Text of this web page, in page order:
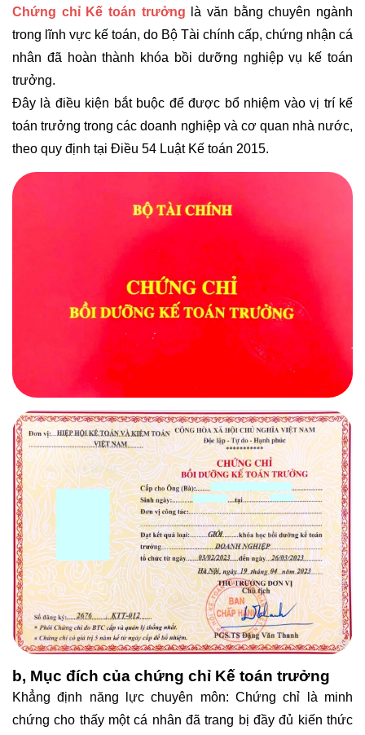
Chứng chỉ Kế toán trưởng là văn bằng chuyên ngành
trong lĩnh vực kế toán, do Bộ Tài chính cấp, chứng nhận cá
nhân đã hoàn thành khóa bồi dưỡng nghiệp vụ kế toán
trưởng.
Đây là điều kiện bắt buộc để được bổ nhiệm vào vị trí kế
toán trưởng trong các doanh nghiệp và cơ quan nhà nước,
theo quy định tại Điều 54 Luật Kế toán 2015.
b, Mục đích của chứng chỉ Kế toán trưởng
Khẳng định năng lực chuyên môn: Chứng chỉ là minh
chứng cho thấy một cá nhân đã trang bị đầy đủ kiến thức